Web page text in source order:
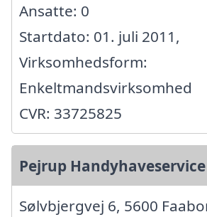
Ansatte: 0
Startdato: 01. juli 2011,
Virksomhedsform:
Enkeltmandsvirksomhed
CVR: 33725825
Pejrup Handyhaveservice
Sølvbjergvej 6, 5600